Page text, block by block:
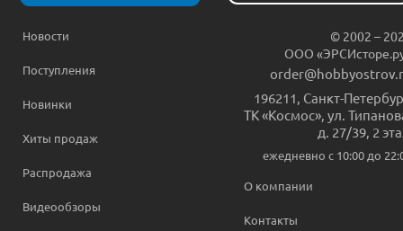
Новости
Поступления
Новинки
Хиты продаж
Распродажа
Видеообзоры
© 2002 –
ООО
196211 Санкт-
ТК «Космос», ул.
д. 27/39, 2
ежедневно c 10:00 до
О компании
Контакты